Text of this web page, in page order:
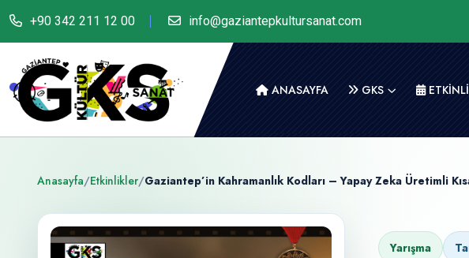
+90 342 211 12 00 info@gaziantepkultursanat.com
ANASAYFA GKS
Anasayfa/Etkinlikler/Gaziantep’in Kahramanlık Kodları – Yapay Zeka Üretimli
Yarışma